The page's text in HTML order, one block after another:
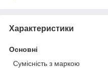
Характеристики
Основні
Сумісність з маркою